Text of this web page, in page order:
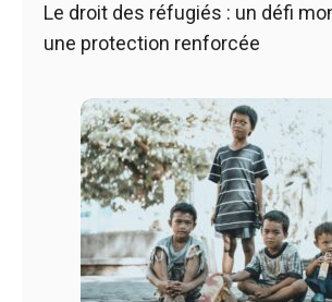
Le droit des réfugiés : un défi
une protection renforcée